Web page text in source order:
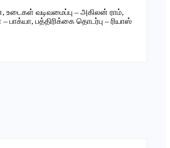
உடைகள் வடிவமைப்பு – அகிலன் ராம்,
பத்திரிக்கை தொடர்பு – ரியாஸ்